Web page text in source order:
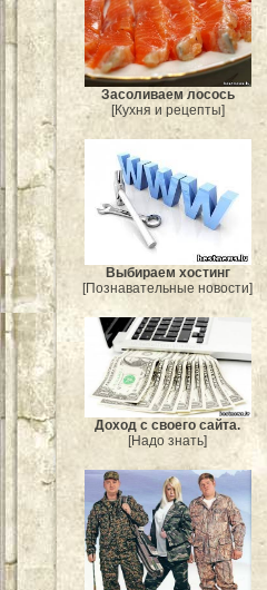
Засоливаем лосось
[Кухня и рецепты]
Выбираем хостинг
[Познавательные новости]
Доход с своего сайта.
[Надо знать]